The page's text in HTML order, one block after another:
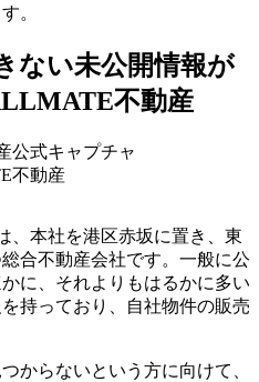
。
ない未公開情報が
不動産
不動産
、本社を港区赤坂に置き、東
合不動産会社です。一般に公
に、それよりもはるかに多い
持っており、自社物件の販売
からないという方に向けて、